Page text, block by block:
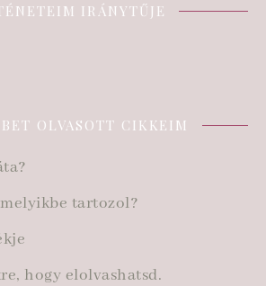
IRÁNYTŰJE
OLVASOTT CIKKEIM
tartozol?
hogy elolvashatsd.